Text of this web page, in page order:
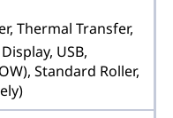
Thermal Transfer,
USB,
Standard Roller,